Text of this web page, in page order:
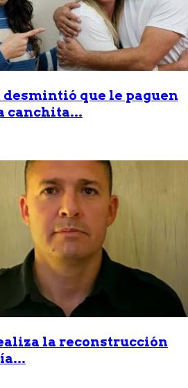
que le paguen
canchita...
la reconstrucción